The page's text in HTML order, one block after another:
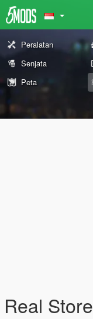
Peralatan
Senjata
Peta
Real